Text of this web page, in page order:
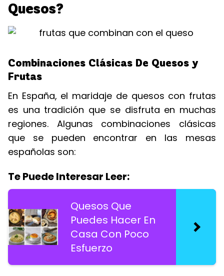
Quesos?
Combinaciones Clásicas De Quesos y
Frutas
En España, el maridaje de quesos con frutas
es una tradición que se disfruta en muchas
regiones. Algunas combinaciones clásicas
que se pueden encontrar en las mesas
españolas son:
Te Puede Interesar Leer:
Quesos Que
Puedes Hacer En
Casa Con Poco
Esfuerzo